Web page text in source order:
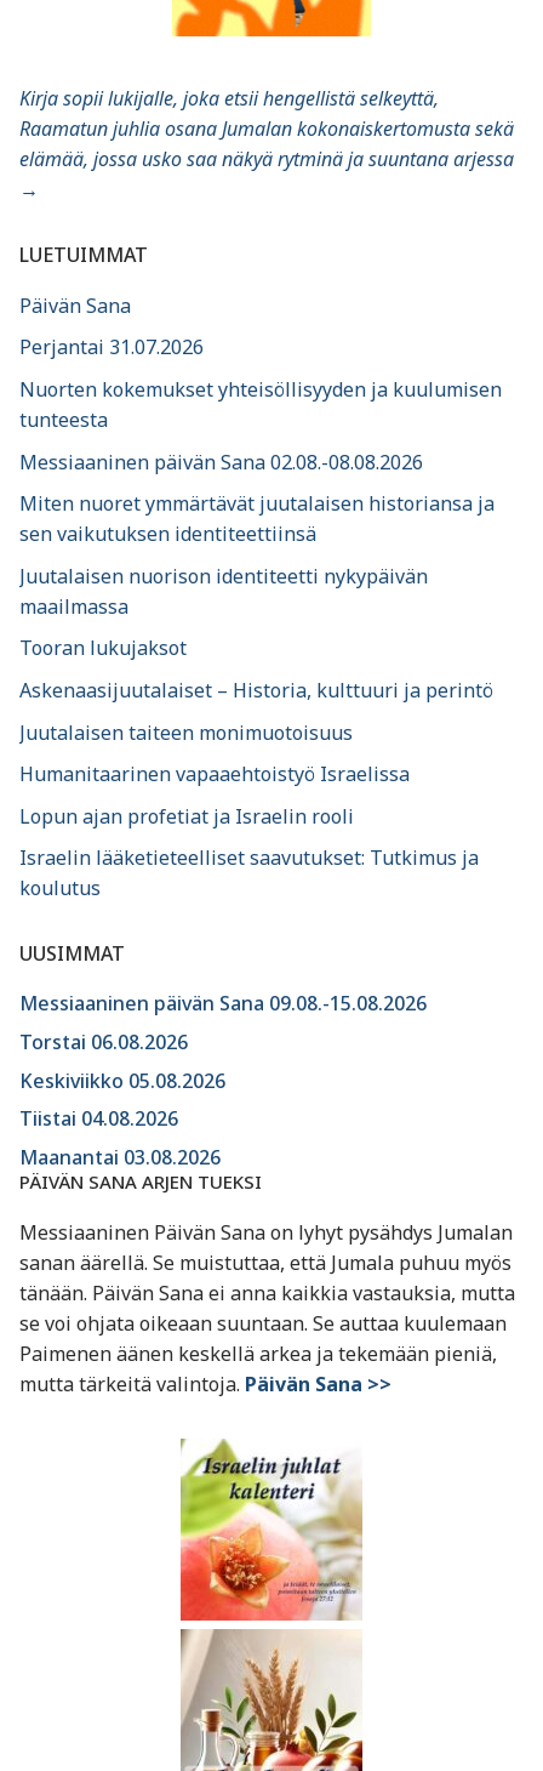
Kirja sopii lukijalle, joka etsii hengellistä selkeyttä,
Raamatun juhlia osana Jumalan kokonaiskertomusta sekä
elämää, jossa usko saa näkyä rytminä ja suuntana arjessa
→
LUETUIMMAT
Päivän Sana
Perjantai 31.07.2026
Nuorten kokemukset yhteisöllisyyden ja kuulumisen
tunteesta
Messiaaninen päivän Sana 02.08.-08.08.2026
Miten nuoret ymmärtävät juutalaisen historiansa ja
sen vaikutuksen identiteettiinsä
Juutalaisen nuorison identiteetti nykypäivän
maailmassa
Tooran lukujaksot
Askenaasijuutalaiset – Historia, kulttuuri ja perintö
Juutalaisen taiteen monimuotoisuus
Humanitaarinen vapaaehtoistyö Israelissa
Lopun ajan profetiat ja Israelin rooli
Israelin lääketieteelliset saavutukset: Tutkimus ja
koulutus
UUSIMMAT
Messiaaninen päivän Sana 09.08.-15.08.2026
Torstai 06.08.2026
Keskiviikko 05.08.2026
Tiistai 04.08.2026
Maanantai 03.08.2026
PÄIVÄN SANA ARJEN TUEKSI
Messiaaninen Päivän Sana on lyhyt pysähdys Jumalan
sanan äärellä. Se muistuttaa, että Jumala puhuu myös
tänään. Päivän Sana ei anna kaikkia vastauksia, mutta
se voi ohjata oikeaan suuntaan. Se auttaa kuulemaan
Paimenen äänen keskellä arkea ja tekemään pieniä,
mutta tärkeitä valintoja. Päivän Sana >>